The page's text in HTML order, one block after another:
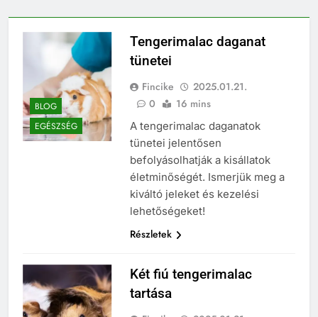
BLOG
EGÉSZSÉG
Tengerimalac daganat
tünetei
Fincike
2025.01.21.
0
16 mins
A tengerimalac daganatok
tünetei jelentősen
befolyásolhatják a kisállatok
életminőségét. Ismerjük meg a
kiváltó jeleket és kezelési
lehetőségeket!
Részletek
Két fiú tengerimalac
tartása